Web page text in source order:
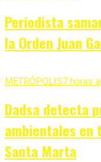
Periodista
la Orden Juan
METRÓPOLIS7 horas
Dadsa detecta
ambientales en
Santa Marta